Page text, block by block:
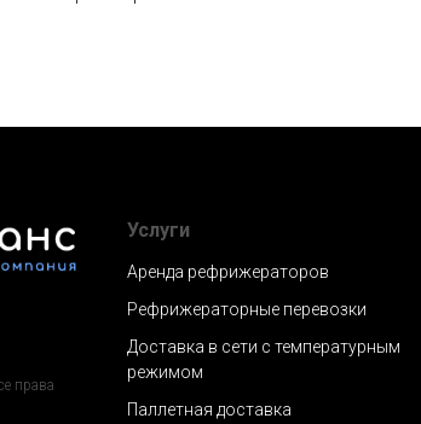
права
Услуги
Аренда рефрижераторов
Рефрижераторные перевозки
Доставка в сети с температурным
режимом
Паллетная доставка